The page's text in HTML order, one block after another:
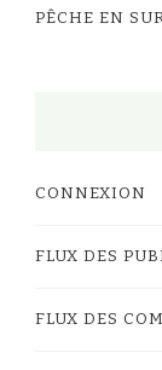
PÊCHE EN
CONNEXION
FLUX DES
FLUX DES